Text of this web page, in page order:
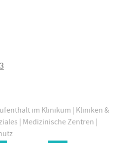
im Klinikum Kliniken &
Medizinische Zentren